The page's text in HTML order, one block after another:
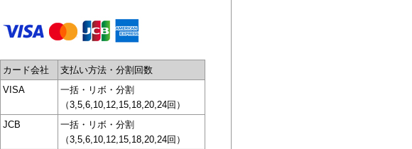
カード会社
支払い方法・分割回数
VISA
一括・リボ・分割
（3,5,6,10,12,15,18,20,24回）
JCB
一括・リボ・分割
（3,5,6,10,12,15,18,20,24回）